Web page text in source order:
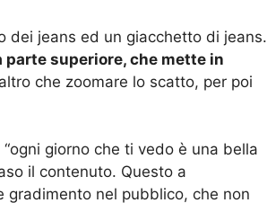
dei jeans ed un giacchetto di jeans.
superiore, che mette in
che zoomare lo scatto, per poi
giorno che ti vedo è una bella
il contenuto. Questo a
nel pubblico, che non